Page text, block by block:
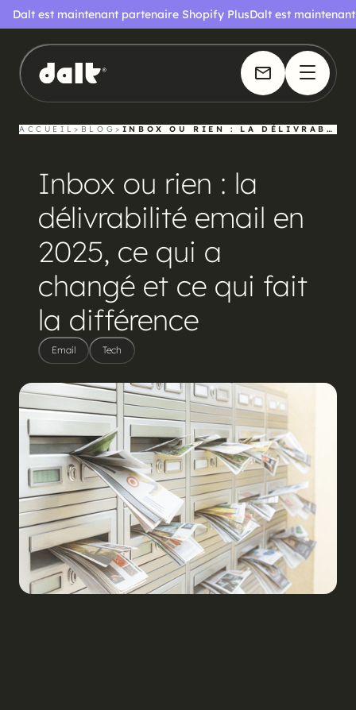
Dalt est maintenant partenaire Shopify PlusDalt est
ACCUEIL> BLOG> INBOX OU RIEN : LA DÉLIVRABILITÉ EMAIL EN 2025, CE QUI A CHANGÉ ET CE QUI FAIT LA DIFFÉRENCE
Inbox ou rien : la
délivrabilité email en
2025, ce qui a
changé et ce qui fait
la différence
Email Tech
Email Tech